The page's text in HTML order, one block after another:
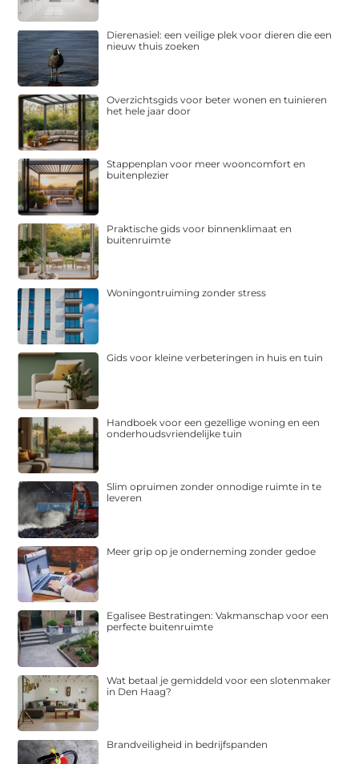
Dierenasiel: een veilige plek voor dieren die een
nieuw thuis zoeken
Overzichtsgids voor beter wonen en tuinieren
het hele jaar door
Stappenplan voor meer wooncomfort en
buitenplezier
Praktische gids voor binnenklimaat en
buitenruimte
Woningontruiming zonder stress
Gids voor kleine verbeteringen in huis en tuin
Handboek voor een gezellige woning en een
onderhoudsvriendelijke tuin
Slim opruimen zonder onnodige ruimte in te
leveren
Meer grip op je onderneming zonder gedoe
Egalisee Bestratingen: Vakmanschap voor een
perfecte buitenruimte
Wat betaal je gemiddeld voor een slotenmaker
in Den Haag?
Brandveiligheid in bedrijfspanden